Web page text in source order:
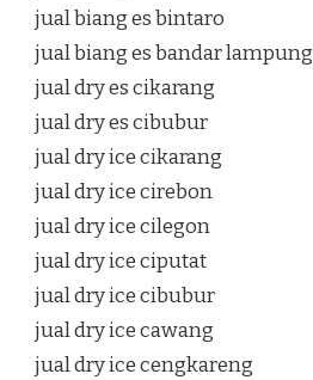
jual biang es bintaro
jual biang es bandar lampung
jual dry es cikarang
jual dry es cibubur
jual dry ice cikarang
jual dry ice cirebon
jual dry ice cilegon
jual dry ice ciputat
jual dry ice cibubur
jual dry ice cawang
jual dry ice cengkareng